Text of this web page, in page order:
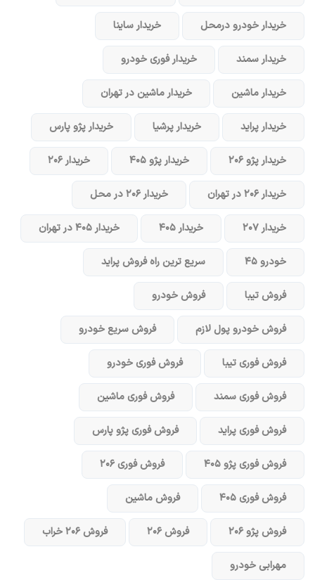
خریدار خودرو در‌محل خریدار ساینا
خریدار سمند خریدار فوری خودرو
خریدار ماشین خریدار ماشین در تهران
خریدار پراید خریدار پرشیا خریدار پژو پارس
خریدار پژو ۲۰۶ خریدار پژو ۴۰۵ خریدار ۲۰۶
خریدار ۲۰۶ در تهران خریدار ۲۰۶ در محل
خریدار ۲۰۷ خریدار ۴۰۵ خریدار ۴۰۵ در تهران
خودرو ۴۵ سریع ترین راه فروش پراید
فروش تیبا فروش خودرو
فروش خودرو پول لازم فروش سریع خودرو
فروش فوری تیبا فروش فوری خودرو
فروش فوری سمند فروش فوری ماشین
فروش فوری پراید فروش فوری پژو پارس
فروش فوری پژو ۴۰۵ فروش فوری ۲۰۶
فروش فوری ۴۰۵ فروش ماشین
فروش پژو ۲۰۶ فروش ۲۰۶ فروش ۲۰۶ خراب
مهرابی خودرو